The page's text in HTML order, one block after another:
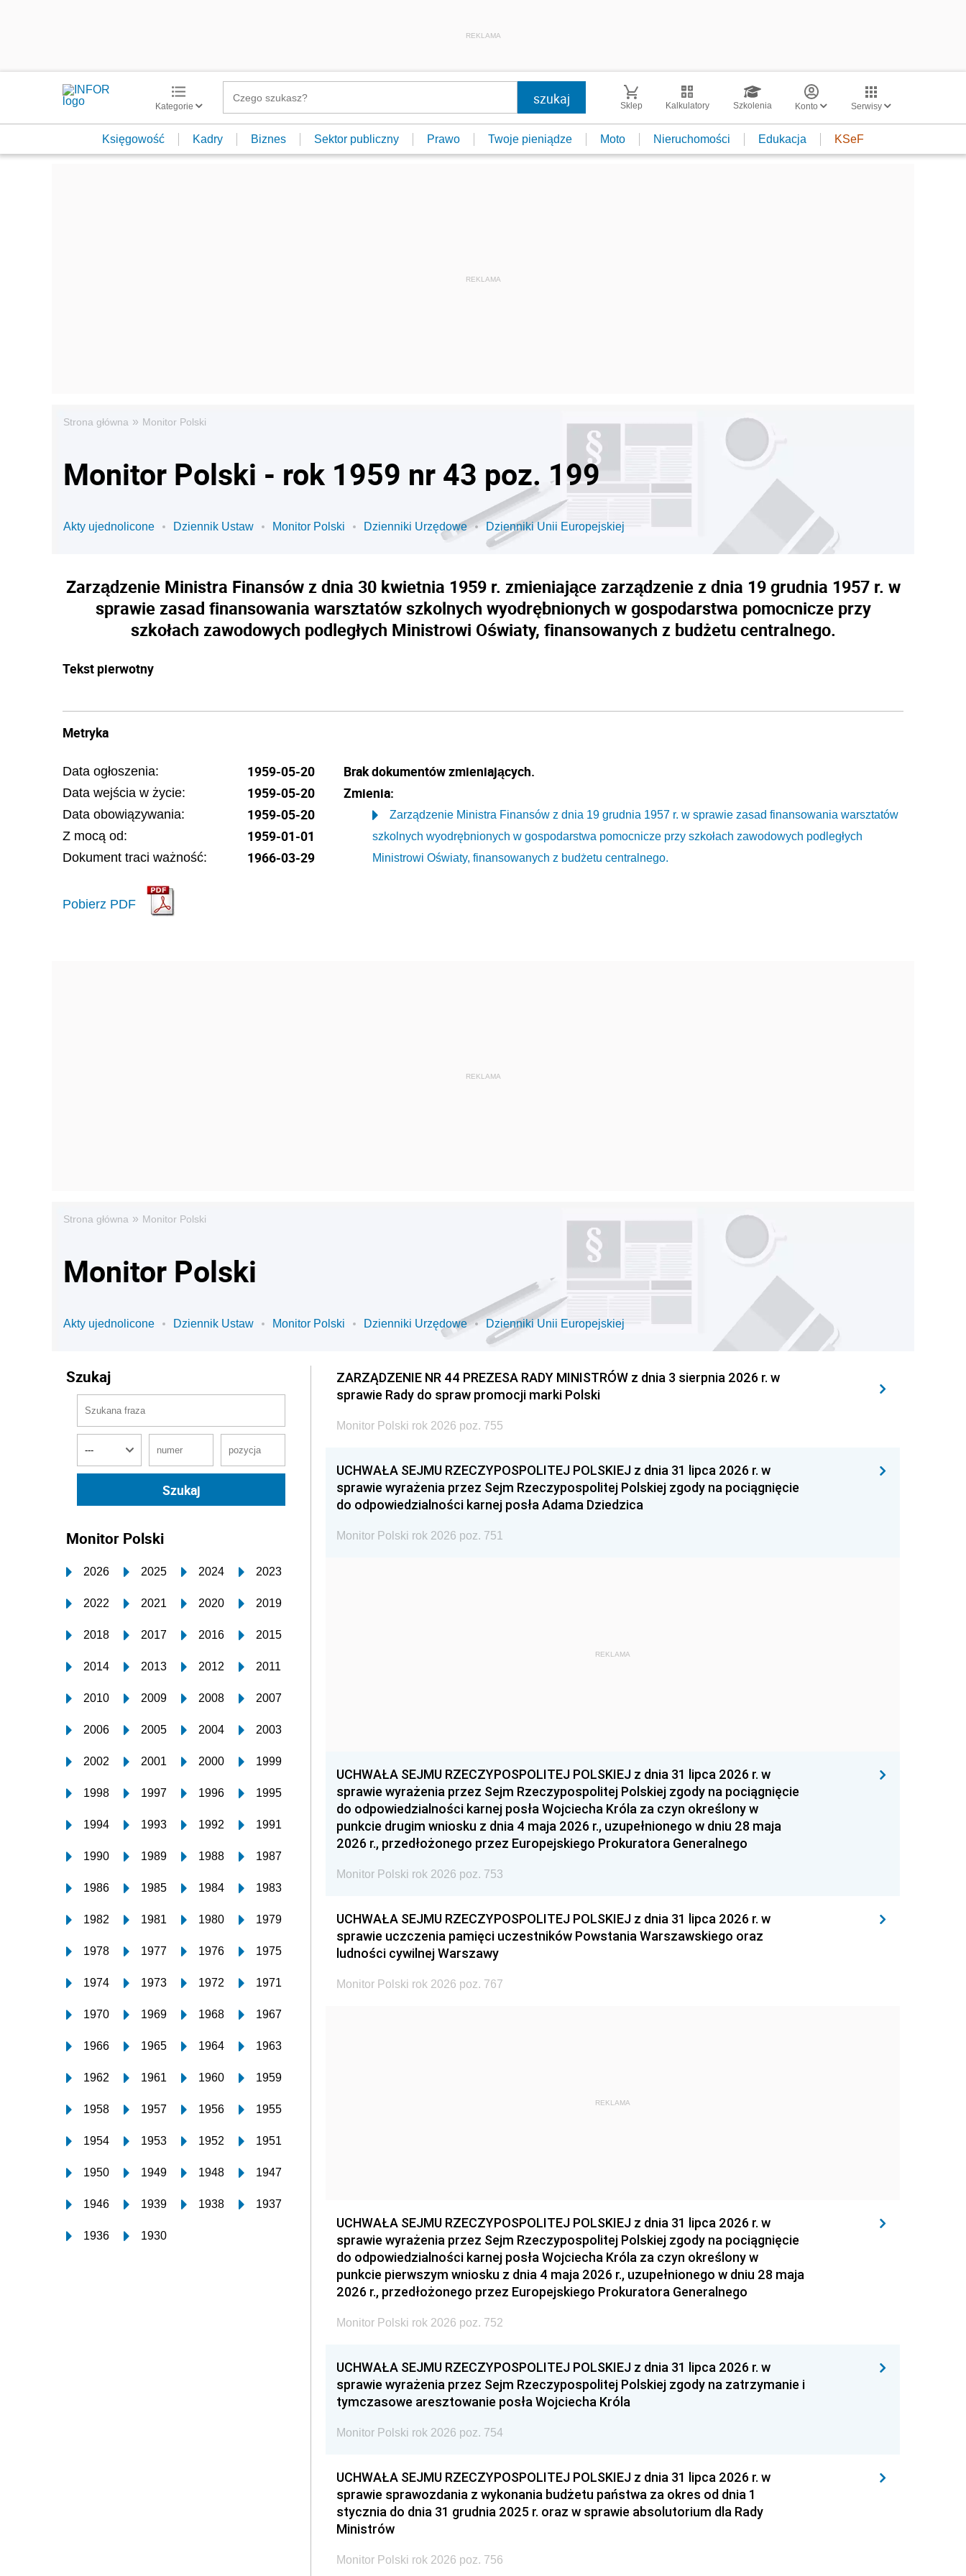
REKLAMA
Kategorie Sklep Kalkulatory Szkolenia Konto Serwisy
Księgowość Kadry Biznes Sektor publiczny Prawo Twoje pieniądze Moto Nieruchomości Edukacja KSeF
Strona główna » Monitor Polski
Monitor Polski - rok 1959 nr 43 poz. 199
Akty ujednolicone Dziennik Ustaw Monitor Polski Dzienniki Urzędowe Dzienniki Unii Europejskiej
Zarządzenie Ministra Finansów z dnia 30 kwietnia 1959 r. zmieniające zarządzenie z dnia 19 grudnia 1957 r. w
sprawie zasad finansowania warsztatów szkolnych wyodrębnionych w gospodarstwa pomocnicze przy
szkołach zawodowych podległych Ministrowi Oświaty, finansowanych z budżetu centralnego.
Tekst pierwotny
Metryka
Data ogłoszenia: 1959-05-20
Data wejścia w życie: 1959-05-20
Data obowiązywania: 1959-05-20
Z mocą od: 1959-01-01
Dokument traci ważność: 1966-03-29
Pobierz PDF
Brak dokumentów zmieniających.
Zmienia:
Zarządzenie Ministra Finansów z dnia 19 grudnia 1957 r. w sprawie zasad finansowania warsztatów
szkolnych wyodrębnionych w gospodarstwa pomocnicze przy szkołach zawodowych podległych
Ministrowi Oświaty, finansowanych z budżetu centralnego.
Strona główna » Monitor Polski
Monitor Polski
Akty ujednolicone Dziennik Ustaw Monitor Polski Dzienniki Urzędowe Dzienniki Unii Europejskiej
Szukaj
Monitor Polski
2026 2025 2024 2023
2022 2021 2020 2019
2018 2017 2016 2015
2014 2013 2012 2011
2010 2009 2008 2007
2006 2005 2004 2003
2002 2001 2000 1999
1998 1997 1996 1995
1994 1993 1992 1991
1990 1989 1988 1987
1986 1985 1984 1983
1982 1981 1980 1979
1978 1977 1976 1975
1974 1973 1972 1971
1970 1969 1968 1967
1966 1965 1964 1963
1962 1961 1960 1959
1958 1957 1956 1955
1954 1953 1952 1951
1950 1949 1948 1947
1946 1939 1938 1937
1936 1930
ZARZĄDZENIE NR 44 PREZESA RADY MINISTRÓW z dnia 3 sierpnia 2026 r. w
sprawie Rady do spraw promocji marki Polski
Monitor Polski rok 2026 poz. 755
UCHWAŁA SEJMU RZECZYPOSPOLITEJ POLSKIEJ z dnia 31 lipca 2026 r. w
sprawie wyrażenia przez Sejm Rzeczypospolitej Polskiej zgody na pociągnięcie
do odpowiedzialności karnej posła Adama Dziedzica
Monitor Polski rok 2026 poz. 751
REKLAMA
UCHWAŁA SEJMU RZECZYPOSPOLITEJ POLSKIEJ z dnia 31 lipca 2026 r. w
sprawie wyrażenia przez Sejm Rzeczypospolitej Polskiej zgody na pociągnięcie
do odpowiedzialności karnej posła Wojciecha Króla za czyn określony w
punkcie drugim wniosku z dnia 4 maja 2026 r., uzupełnionego w dniu 28 maja
2026 r., przedłożonego przez Europejskiego Prokuratora Generalnego
Monitor Polski rok 2026 poz. 753
UCHWAŁA SEJMU RZECZYPOSPOLITEJ POLSKIEJ z dnia 31 lipca 2026 r. w
sprawie uczczenia pamięci uczestników Powstania Warszawskiego oraz
ludności cywilnej Warszawy
Monitor Polski rok 2026 poz. 767
REKLAMA
UCHWAŁA SEJMU RZECZYPOSPOLITEJ POLSKIEJ z dnia 31 lipca 2026 r. w
sprawie wyrażenia przez Sejm Rzeczypospolitej Polskiej zgody na pociągnięcie
do odpowiedzialności karnej posła Wojciecha Króla za czyn określony w
punkcie pierwszym wniosku z dnia 4 maja 2026 r., uzupełnionego w dniu 28 maja
2026 r., przedłożonego przez Europejskiego Prokuratora Generalnego
Monitor Polski rok 2026 poz. 752
UCHWAŁA SEJMU RZECZYPOSPOLITEJ POLSKIEJ z dnia 31 lipca 2026 r. w
sprawie wyrażenia przez Sejm Rzeczypospolitej Polskiej zgody na zatrzymanie i
tymczasowe aresztowanie posła Wojciecha Króla
Monitor Polski rok 2026 poz. 754
UCHWAŁA SEJMU RZECZYPOSPOLITEJ POLSKIEJ z dnia 31 lipca 2026 r. w
sprawie sprawozdania z wykonania budżetu państwa za okres od dnia 1
stycznia do dnia 31 grudnia 2025 r. oraz w sprawie absolutorium dla Rady
Ministrów
Monitor Polski rok 2026 poz. 756